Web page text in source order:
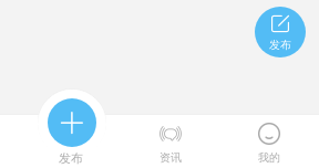

发布

发布

资讯

我的